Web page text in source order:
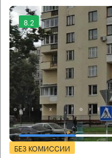
8.2
БЕЗ КОМИССИИ